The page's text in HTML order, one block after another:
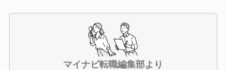
マイナビ転職編集部より